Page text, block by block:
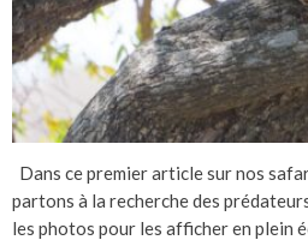
Dans ce premier article sur nos
partons à la recherche des
les photos pour les afficher en plein